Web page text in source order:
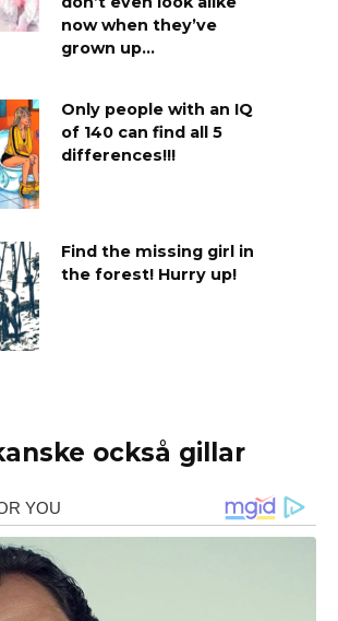
now when they’ve
grown up…
Only people with an IQ
of 140 can find all 5
differences!!!
Find the missing girl in
the forest! Hurry up!
också gillar